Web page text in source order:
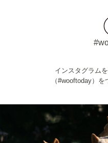
インスタグラム
（#wooftoday）